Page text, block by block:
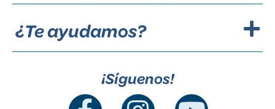
¿Te ayudamos?
¡Síguenos!